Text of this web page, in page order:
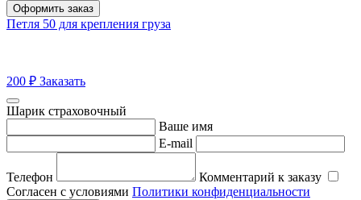
Оформить заказ
Петля 50 для крепления груза
200 ₽ Заказать
Шарик страховочный
Ваше имя
E-mail
Телефон
Комментарий к заказу
Согласен с условиями Политики конфиденциальности